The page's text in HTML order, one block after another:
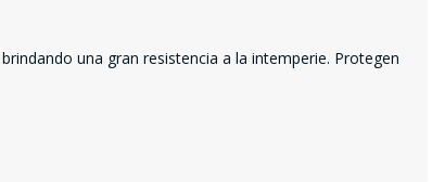
una gran resistencia a la intemperie. Protegen